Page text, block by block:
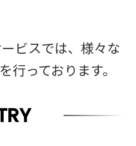
スでは、様々な
行っております。